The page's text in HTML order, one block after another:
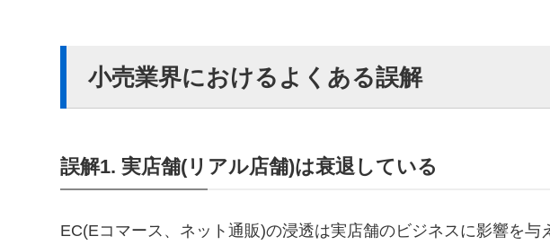
小売業界におけるよくある誤解
誤解1. 実店舗(リアル店舗)は衰退している
EC(Eコマース、ネット通販)の浸透は実店舗のビジネスに影響を与